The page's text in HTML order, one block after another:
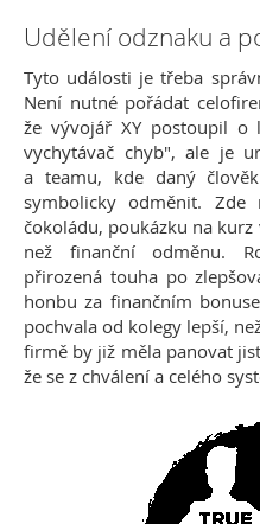
Udělení odznaku a
Tyto události je třeba
Není nutné pořádat
že vývojář XY postoupil o
vychytávač chyb", ale je
a teamu, kde daný
symbolicky odměnit.
čokoládu, poukázku na
než finanční odměnu.
přirozená touha po
honbu za finančním
pochvala od kolegy lepší,
firmě by již měla panovat
že se z chválení a celého